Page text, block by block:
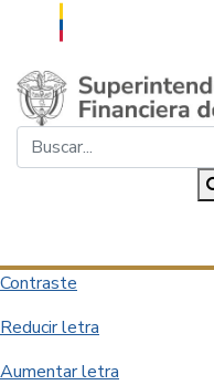
Saltar al contenido principal
Contraste
Reducir letra
Aumentar letra